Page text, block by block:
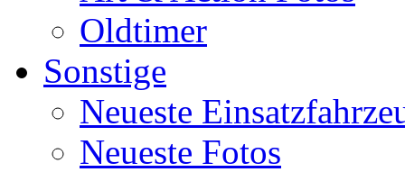
Oldtimer
Sonstige
Neueste
Neueste Fotos